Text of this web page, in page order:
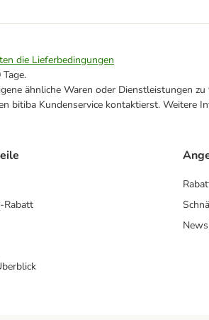
die Lieferbedingungen
ähnliche Waren oder Dienstleistungen
bitiba Kundenservice kontaktierst. Weitere
Rabatt